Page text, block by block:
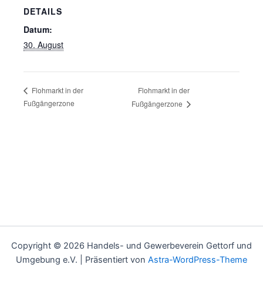
DETAILS
Datum:
30. August
Flohmarkt in der
Fußgängerzone
Flohmarkt in der
Fußgängerzone
Copyright © 2026 Handels- und Gewerbeverein Gettorf und
Umgebung e.V. | Präsentiert von Astra-WordPress-Theme